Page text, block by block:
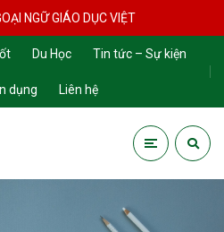
NGỮ GIÁO DỤC VIỆT
Du Học Tin tức – Sự kiện
dụng Liên hệ